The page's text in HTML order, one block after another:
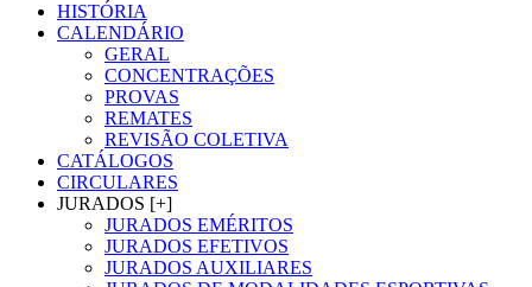
HISTÓRIA
CALENDÁRIO
GERAL
CONCENTRAÇÕES
PROVAS
REMATES
REVISÃO COLETIVA
CATÁLOGOS
CIRCULARES
JURADOS [+]
JURADOS EMÉRITOS
JURADOS EFETIVOS
JURADOS AUXILIARES